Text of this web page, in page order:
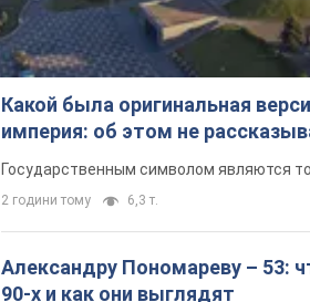
Какой была оригинальная
империя: об этом не
Государственным символом являются
2 години тому 6,3 т.
Александру Пономареву – 53:
90-х и как они выглядят